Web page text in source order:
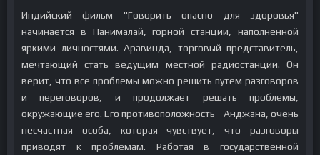
Индийский фильм "Говорить опасно для здоровья"
начинается в Панималай, горной станции, наполненной
яркими личностями. Аравинда, торговый представитель,
мечтающий стать ведущим местной радиостанции. Он
верит, что все проблемы можно решить путем разговоров
и переговоров, и продолжает решать проблемы,
окружающие его. Его противоположность - Анджана, очень
несчастная особа, которая чувствует, что разговоры
приводят к проблемам. Работая в государственной